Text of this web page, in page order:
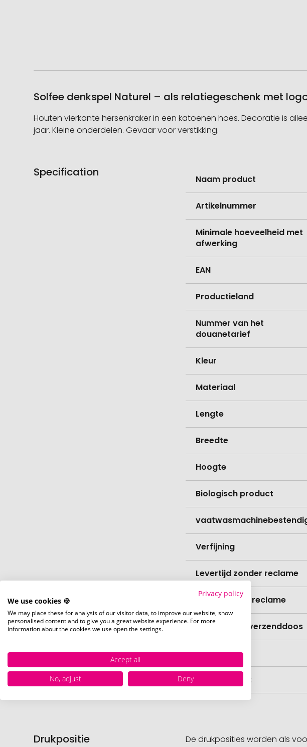
Solfee denkspel Naturel – als relatiegeschenk met
Houten vierkante hersenkraker in een katoenen hoes. Decoratie is
jaar. Kleine onderdelen. Gevaar voor verstikking.
Specification
informatie
Naam product
Artikelnummer
Minimale hoeveelheid met
afwerking
EAN
Productieland
Nummer van het
douanetarief
Kleur
Materiaal
Lengte
Breedte
Hoogte
Biologisch product
Verfijning
Levertijd zonder reclame
Levertijd met reclame
Hoeveelheid verzenddoos
Voorraad
Nettogewicht
Drukpositie De drukposities worden als
Privacy policy
We use cookies 🍪
We may place these for analysis of our visitor data, to improve our website, show
personalised content and to give you a great website experience. For more
information about the cookies we use open the settings.
Accept all
No, adjust
Deny